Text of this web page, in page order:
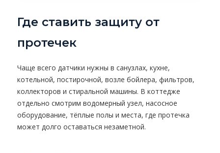
Где ставить защиту от
протечек
Чаще всего датчики нужны в санузлах, кухне,
котельной, постирочной, возле бойлера, фильтров,
коллекторов и стиральной машины. В коттедже
отдельно смотрим водомерный узел, насосное
оборудование, тёплые полы и места, где протечка
может долго оставаться незаметной.